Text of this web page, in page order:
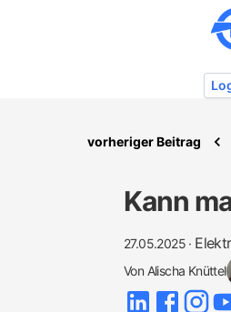
vorheriger Beitrag
Kann
27.05.2025 ·
Von Alischa Knüttel